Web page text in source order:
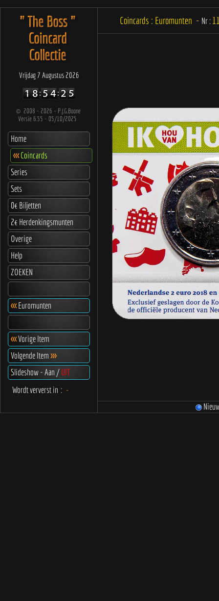
" The Boss "
Coincard
Collectie
Vrijdag 7 Augustus 2026
© 2008 - 2026 - P.J.G.Boone
Versie 6.55 - 05/10/2025
Home
<<<Coincards
Series
Sets
0€ Biljetten
2€ Herdenkingsmunten
Overige
Help
ZOEKEN
<<<Euromunten
<<<Vorige Item
Volgende Item>>>
Slideshow - Aan /UIT
Wordt ververst in : -
Coincards : Euromunten - Nr :